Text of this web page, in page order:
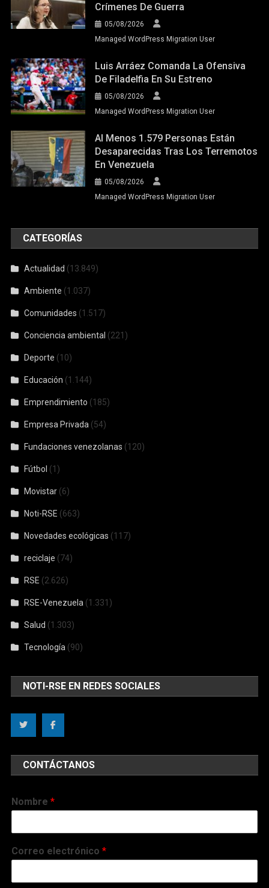
Crímenes De Guerra
05/08/2026
Managed WordPress Migration User
Luis Arráez Comanda La Ofensiva
De Filadelfia En Su Estreno
05/08/2026
Managed WordPress Migration User
Al Menos 1.579 Personas Están
Desaparecidas Tras Los Terremotos
En Venezuela
05/08/2026
Managed WordPress Migration User
CATEGORÍAS
Actualidad (13.849)
Ambiente (1.037)
Comunidades (1.517)
Conciencia ambiental (221)
Deporte (10)
Educación (1.144)
Emprendimiento (185)
Empresa Privada (54)
Fundaciones venezolanas (120)
Fútbol (1)
Movistar (6)
Noti-RSE (663)
Novedades ecológicas (117)
reciclaje (74)
RSE (2.626)
RSE-Venezuela (1.331)
Salud (1.303)
Tecnología (90)
NOTI-RSE EN REDES SOCIALES
CONTÁCTANOS
Nombre*
Correo electrónico*